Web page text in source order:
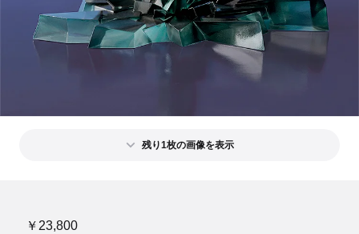
残り1枚の画像を表示
￥23,800